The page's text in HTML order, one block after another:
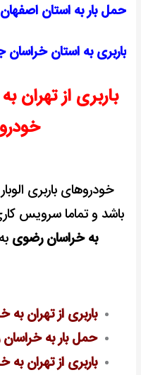
حمل بار به استان اصفهان
باربری به استان خراسان
باربری از تهران
خودروهای باربری
باشد و تماما سرویس
به خراسان رضوی
باربری از تهران به
حمل بار به
باربری از تهران به